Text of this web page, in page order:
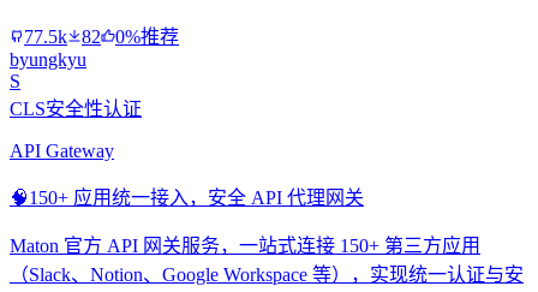
77.5k 82
0%推荐
byungkyu
S
CLS安全性认证
API Gateway
🧠150+ 应用统一接入，安全 API 代理网关
Maton 官方 API 网关服务，一站式连接 150+ 第三方应用
（Slack、Notion、Google Workspace 等），实现统一认证与安